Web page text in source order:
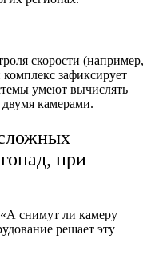
скорости (например,
зафиксирует
умеют вычислять
камерами.
при
снимут ли камеру
решает эту